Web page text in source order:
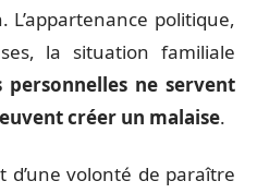
politique,
la situation familiale
personnelles ne servent
créer un malaise.
d’une volonté de paraître